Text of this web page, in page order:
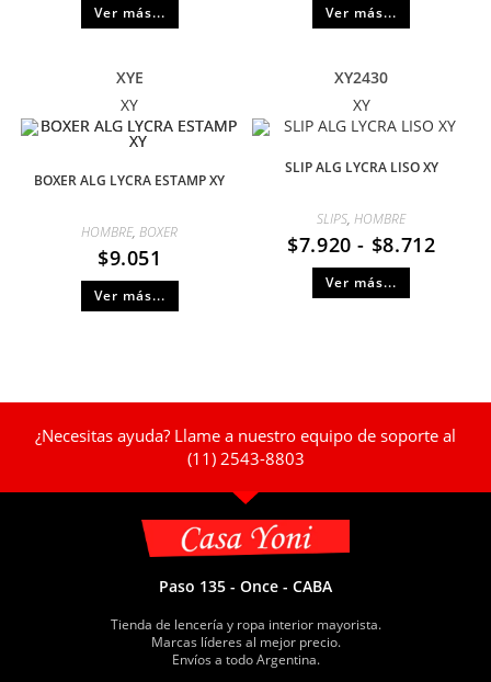
Ver más... Ver más...
XYE
XY
BOXER ALG LYCRA ESTAMP XY
HOMBRE,BOXER
$9.051
Ver más...
XY2430
XY
SLIP ALG LYCRA LISO XY
SLIPS,HOMBRE
$7.920 - $8.712
Ver más...
¿Necesitas ayuda? Llame a nuestro equipo de soporte al
(11) 2543-8803
Paso 135 - Once - CABA
Tienda de lencería y ropa interior mayorista.
Marcas líderes al mejor precio.
Envíos a todo Argentina.